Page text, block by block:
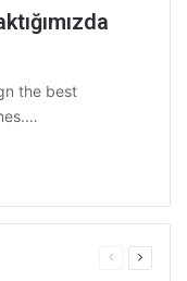
the best
ÖncekiSonraki